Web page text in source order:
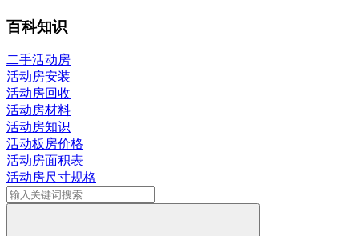
百科知识
二手活动房
活动房安装
活动房回收
活动房材料
活动房知识
活动板房价格
活动房面积表
活动房尺寸规格